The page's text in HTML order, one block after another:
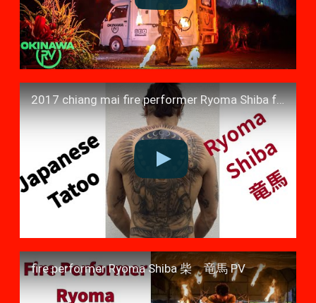
2017 chiang mai fire performer Ryoma Shiba from Japan
fire performer Ryoma Shiba 柴 竜馬 PV